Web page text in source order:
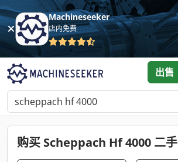
Machineseeker
店内免费
出售
购买 Scheppach Hf 4000 二手